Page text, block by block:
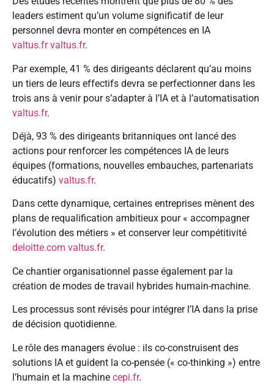
leaders estiment qu’un volume significatif de leur
personnel devra monter en compétences en IA
valtus.fr valtus.fr.
Par exemple, 41 % des dirigeants déclarent qu’au moins
un tiers de leurs effectifs devra se perfectionner dans les
trois ans à venir pour s’adapter à l’IA et à l’automatisation
valtus.fr.
Déjà, 93 % des dirigeants britanniques ont lancé des
actions pour renforcer les compétences IA de leurs
équipes (formations, nouvelles embauches, partenariats
éducatifs) valtus.fr.
Dans cette dynamique, certaines entreprises mènent des
plans de requalification ambitieux pour « accompagner
l’évolution des métiers » et conserver leur compétitivité
deloitte.com valtus.fr.
Ce chantier organisationnel passe également par la
création de modes de travail hybrides humain-machine.
Les processus sont révisés pour intégrer l’IA dans la prise
de décision quotidienne.
Le rôle des managers évolue : ils co-construisent des
solutions IA et guident la co-pensée (« co-thinking ») entre
l’humain et la machine cepi.fr.